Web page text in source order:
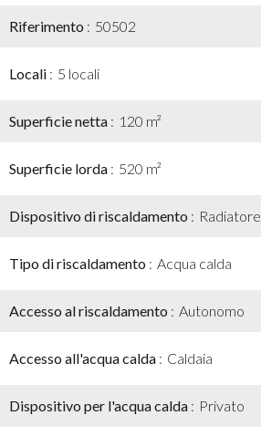
Riferimento 50502
Locali 5 locali
Superficie netta 120 m²
Superficie lorda 520 m²
Dispositivo di riscaldamento Radiatore
Tipo di riscaldamento Acqua calda
Accesso al riscaldamento Autonomo
Accesso all'acqua calda Caldaia
Dispositivo per l'acqua calda Privato